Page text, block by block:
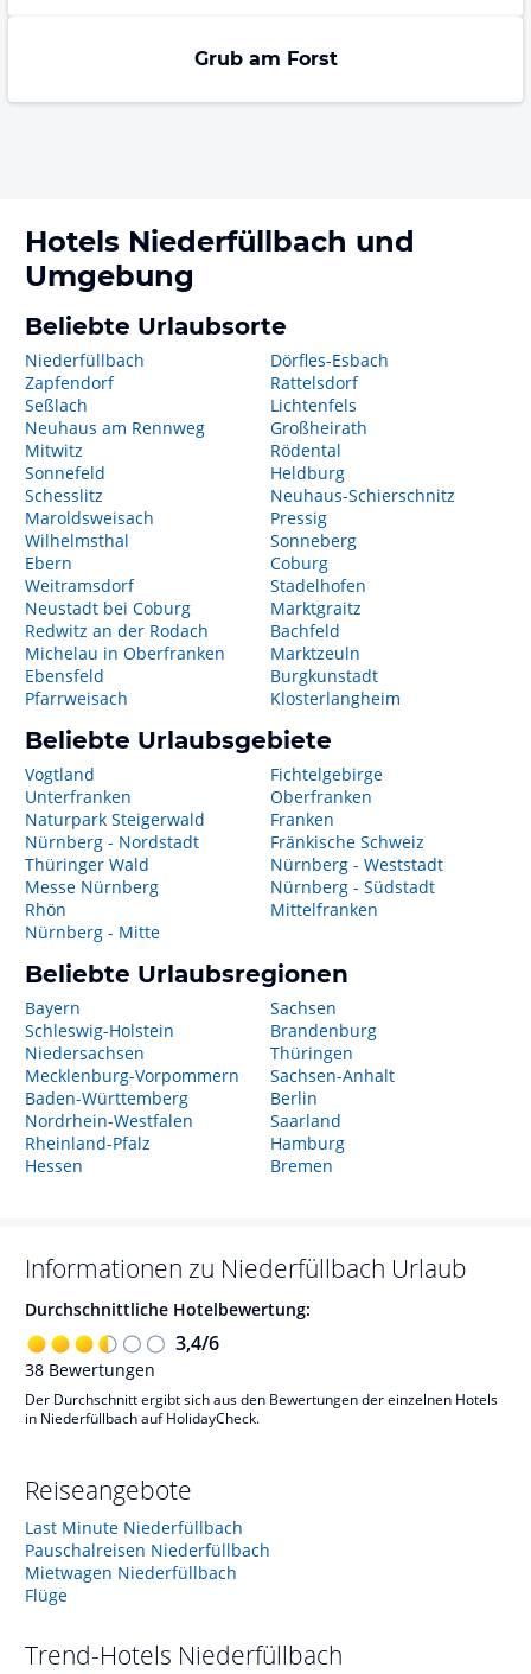
Grub am Forst
Hotels Niederfüllbach und
Umgebung
Beliebte Urlaubsorte
Niederfüllbach
Zapfendorf
Seßlach
Neuhaus am Rennweg
Mitwitz
Sonnefeld
Schesslitz
Maroldsweisach
Wilhelmsthal
Ebern
Weitramsdorf
Neustadt bei Coburg
Redwitz an der Rodach
Michelau in Oberfranken
Ebensfeld
Pfarrweisach
Dörfles-Esbach
Rattelsdorf
Lichtenfels
Großheirath
Rödental
Heldburg
Neuhaus-Schierschnitz
Pressig
Sonneberg
Coburg
Stadelhofen
Marktgraitz
Bachfeld
Marktzeuln
Burgkunstadt
Klosterlangheim
Beliebte Urlaubsgebiete
Vogtland
Unterfranken
Naturpark Steigerwald
Nürnberg - Nordstadt
Thüringer Wald
Messe Nürnberg
Rhön
Nürnberg - Mitte
Fichtelgebirge
Oberfranken
Franken
Fränkische Schweiz
Nürnberg - Weststadt
Nürnberg - Südstadt
Mittelfranken
Beliebte Urlaubsregionen
Bayern
Schleswig-Holstein
Niedersachsen
Mecklenburg-Vorpommern
Baden-Württemberg
Nordrhein-Westfalen
Rheinland-Pfalz
Hessen
Sachsen
Brandenburg
Thüringen
Sachsen-Anhalt
Berlin
Saarland
Hamburg
Bremen
Informationen zu Niederfüllbach Urlaub
Durchschnittliche Hotelbewertung:
3,4/6
38 Bewertungen
Der Durchschnitt ergibt sich aus den Bewertungen der einzelnen Hotels
in Niederfüllbach auf HolidayCheck.
Reiseangebote
Last Minute Niederfüllbach
Pauschalreisen Niederfüllbach
Mietwagen Niederfüllbach
Flüge
Trend-Hotels Niederfüllbach